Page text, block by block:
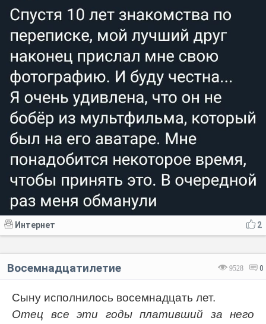
2
Интернет
9528 0
Восемнадцатилетие
Сыну исполнилось восемнадцать лет.
Отец все эти годы плативший за него